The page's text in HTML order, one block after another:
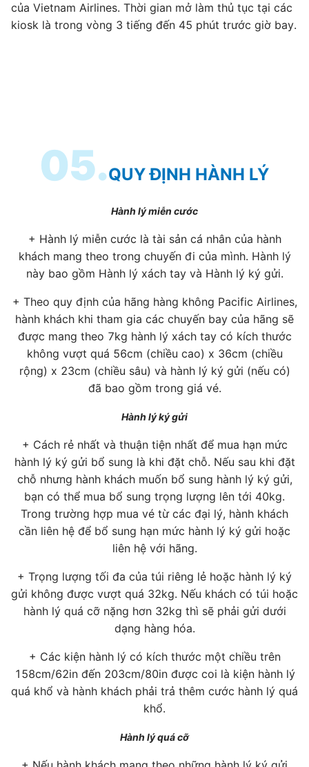
của Vietnam Airlines. Thời gian mở làm thủ tục tại các
kiosk là trong vòng 3 tiếng đến 45 phút trước giờ bay.
05.QUY ĐỊNH HÀNH LÝ
Hành lý miễn cước
+ Hành lý miễn cước là tài sản cá nhân của hành
khách mang theo trong chuyến đi của mình. Hành lý
này bao gồm Hành lý xách tay và Hành lý ký gửi.
+ Theo quy định của hãng hàng không Pacific Airlines,
hành khách khi tham gia các chuyến bay của hãng sẽ
được mang theo 7kg hành lý xách tay có kích thước
không vượt quá 56cm (chiều cao) x 36cm (chiều
rộng) x 23cm (chiều sâu) và hành lý ký gửi (nếu có)
đã bao gồm trong giá vé.
Hành lý ký gửi
+ Cách rẻ nhất và thuận tiện nhất để mua hạn mức
hành lý ký gửi bổ sung là khi đặt chỗ. Nếu sau khi đặt
chỗ nhưng hành khách muốn bổ sung hành lý ký gửi,
bạn có thể mua bổ sung trọng lượng lên tới 40kg.
Trong trường hợp mua vé từ các đại lý, hành khách
cần liên hệ để bổ sung hạn mức hành lý ký gửi hoặc
liên hệ với hãng.
+ Trọng lượng tối đa của túi riêng lẻ hoặc hành lý ký
gửi không được vượt quá 32kg. Nếu khách có túi hoặc
hành lý quá cỡ nặng hơn 32kg thì sẽ phải gửi dưới
dạng hàng hóa.
+ Các kiện hành lý có kích thước một chiều trên
158cm/62in đến 203cm/80in được coi là kiện hành lý
quá khổ và hành khách phải trả thêm cước hành lý quá
khổ.
Hành lý quá cỡ